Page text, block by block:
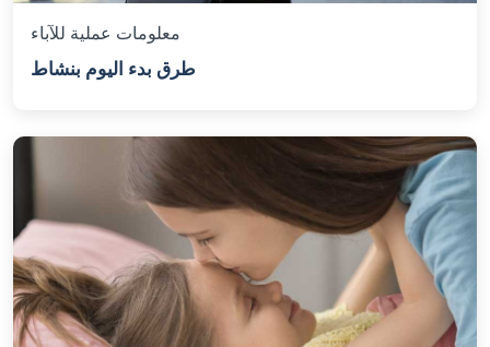
معلومات عملية للآباء
طرق بدء اليوم بنشاط